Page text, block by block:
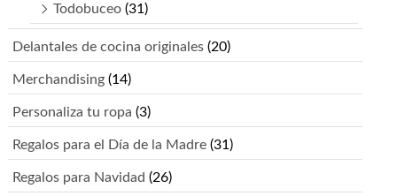
Todobuceo (31)
Delantales de cocina originales (20)
Merchandising (14)
Personaliza tu ropa (3)
Regalos para el Día de la Madre (31)
Regalos para Navidad (26)